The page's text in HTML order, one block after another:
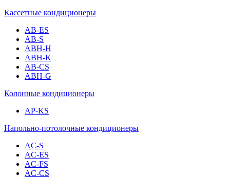
Кассетные кондиционеры
AB-ES
AB-S
ABH-H
ABH-K
AB-CS
ABH-G
Колонные кондиционеры
AP-KS
Напольно-потолочные кондиционеры
AC-S
AC-ES
AC-FS
AC-CS